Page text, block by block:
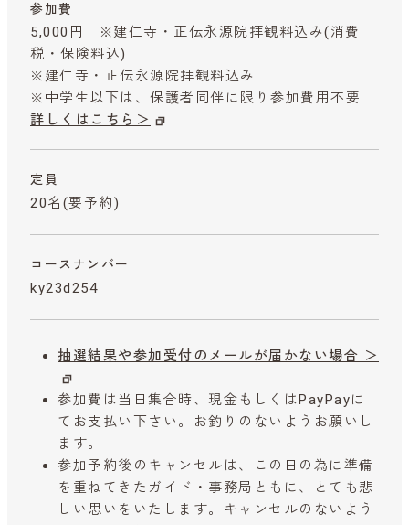
参加費
5,000円 ※建仁寺・正伝永源院拝観料込み(消費
税・保険料込)
※建仁寺・正伝永源院拝観料込み
※中学生以下は、保護者同伴に限り参加費用不要
詳しくはこちら＞
定員
20名(要予約)
コースナンバー
ky23d254
抽選結果や参加受付のメールが届かない場合 ＞
参加費は当日集合時、現金もしくはPayPayに
てお支払い下さい。お釣りのないようお願いし
ます。
参加予約後のキャンセルは、この日の為に準備
を重ねてきたガイド・事務局ともに、とても悲
しい思いをいたします。キャンセルのないよう